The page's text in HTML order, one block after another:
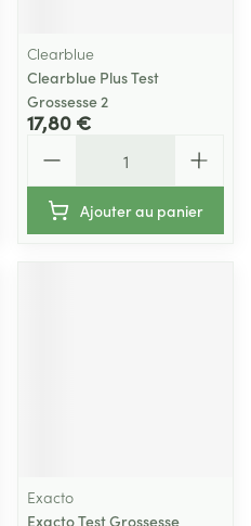
Clearblue
Clearblue Plus Test
Grossesse 2
17,80 €
Ajouter au panier
Exacto
Exacto Test Grossesse